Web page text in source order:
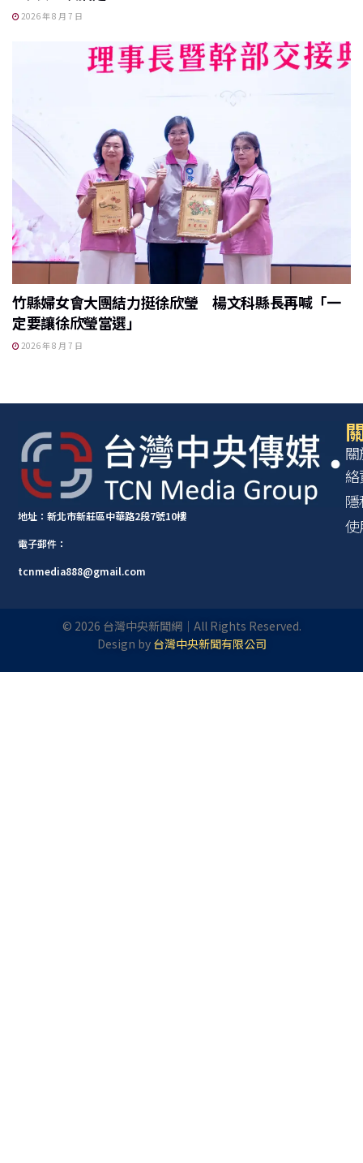
2026 年 8 月 7 日
竹縣婦女會大團結力挺徐欣瑩 楊文科縣長再喊「一
定要讓徐欣瑩當選」
2026 年 8 月 7 日
地址：新北市新莊區中華路2段7號10樓
電子郵件：
tcnmedia888@gmail.com
© 2026 台灣中央新聞網｜All Rights Reserved.
Design by 台灣中央新聞有限公司